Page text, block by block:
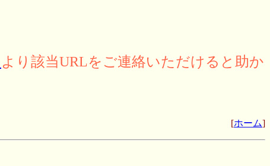
より該当URLをご連絡いただけると助か
[ホーム]